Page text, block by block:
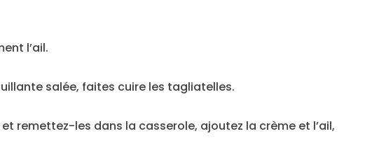
l’ail.
salée, faites cuire les tagliatelles.
remettez-les dans la casserole, ajoutez la crème et l’ail,